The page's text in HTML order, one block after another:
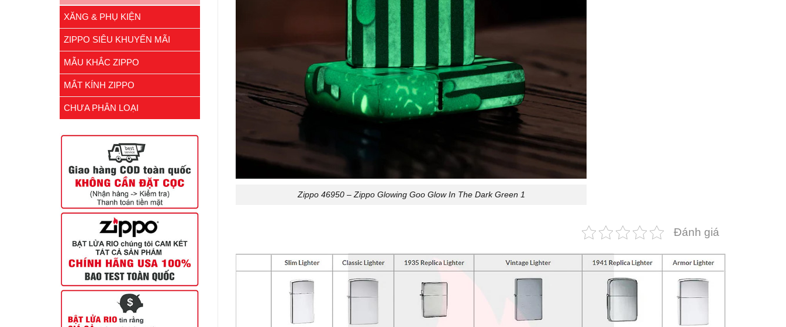
XĂNG & PHỤ KIỆN
ZIPPO SIÊU KHUYẾN MÃI
MẪU KHẮC ZIPPO
MẮT KÍNH ZIPPO
CHƯA PHÂN LOẠI
Zippo 46950 – Zippo Glowing Goo Glow In The Dark Green 1
Đánh giá